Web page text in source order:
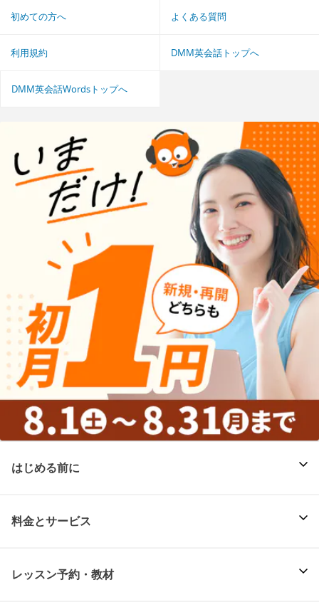
初めての方へ よくある質問
利用規約 DMM英会話トップへ
DMM英会話Wordsトップへ
はじめる前に
料金とサービス
レッスン予約・教材